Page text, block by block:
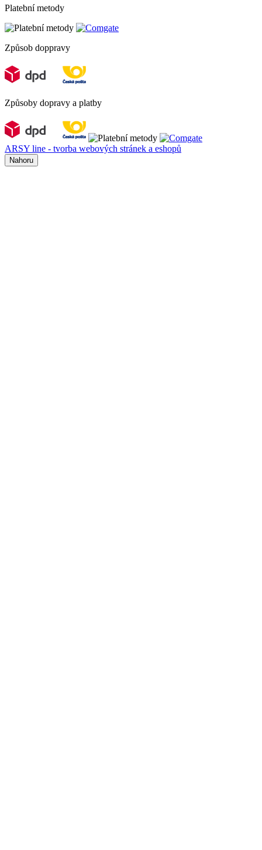
Platební metody
Způsob doppravy
Způsoby dopravy a platby
ARSY line - tvorba webových stránek a eshopů
Nahoru